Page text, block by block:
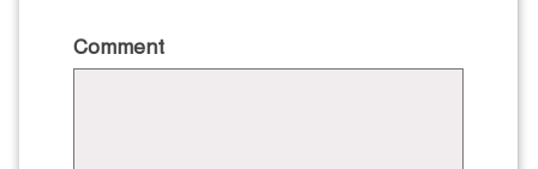
Comment